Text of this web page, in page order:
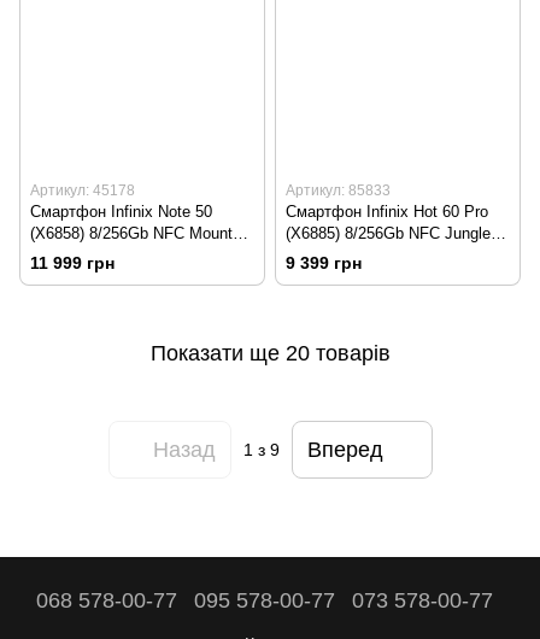
Артикул: 45178
Смартфон Infinix Note 50
(X6858) 8/256Gb NFC Mountain
Green
11 999 грн
Артикул: 85833
Смартфон Infinix Hot 60 Pro
(X6885) 8/256Gb NFC Jungle
Breath
9 399 грн
Показати ще 20 товарів
Назад 1з 9 Вперед
068 578-00-77 095 578-00-77 073 578-00-77